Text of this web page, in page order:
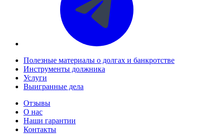
Полезные материалы о долгах и банкротстве
Инструменты должника
Услуги
Выигранные дела
Отзывы
О нас
Наши гарантии
Контакты